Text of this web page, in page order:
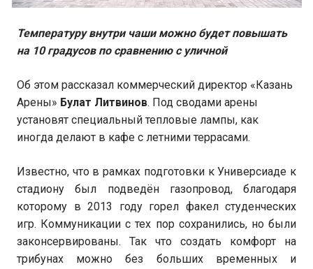
Температуру внутри чаши можно будет повышать
на 10 градусов по сравнению с уличной
Об этом рассказал коммерческий директор «Казань
Арены» Булат Литвинов. Под сводами арены
установят специальный тепловые лампы, как
иногда делают в кафе с летними террасами.
Известно, что в рамках подготовки к Универсиаде к
стадиону был подведён газопровод, благодаря
которому в 2013 году горел факел студенческих
игр. Коммуникации с тех пор сохранились, но были
законсервированы. Так что создать комфорт на
трибунах можно без больших временных и